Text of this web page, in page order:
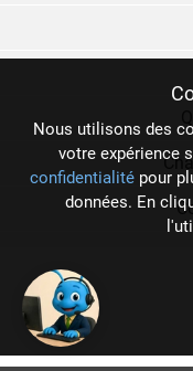
Nous utilisons des
votre expérience
confidentialité pour
données. En